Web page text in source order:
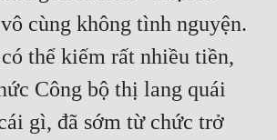
cùng không tình nguyện.
thể kiếm rất nhiều tiền,
Công bộ thị lang quái
gì, đã sớm từ chức trở